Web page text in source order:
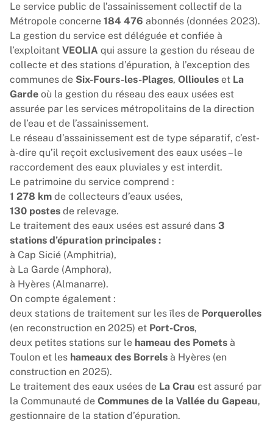
Le service public de l’assainissement collectif de la
Métropole concerne 184 476 abonnés (données 2023).
La gestion du service est déléguée et confiée à
l’exploitant VEOLIA qui assure la gestion du réseau de
collecte et des stations d’épuration, à l’exception des
communes de Six-Fours-les-Plages, Ollioules et La
Garde où la gestion du réseau des eaux usées est
assurée par les services métropolitains de la direction
de l’eau et de l’assainissement.
Le réseau d’assainissement est de type séparatif, c’est-
à-dire qu’il reçoit exclusivement des eaux usées – le
raccordement des eaux pluviales y est interdit.
Le patrimoine du service comprend :
1 278 km de collecteurs d’eaux usées,
130 postes de relevage.
Le traitement des eaux usées est assuré dans 3
stations d’épuration principales :
à Cap Sicié (Amphitria),
à La Garde (Amphora),
à Hyères (Almanarre).
On compte également :
deux stations de traitement sur les îles de Porquerolles
(en reconstruction en 2025) et Port-Cros,
deux petites stations sur le hameau des Pomets à
Toulon et les hameaux des Borrels à Hyères (en
construction en 2025).
Le traitement des eaux usées de La Crau est assuré par
la Communauté de Communes de la Vallée du Gapeau,
gestionnaire de la station d’épuration.